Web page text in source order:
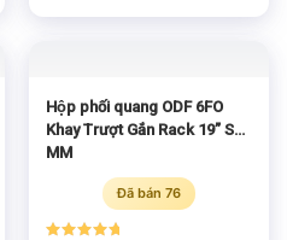
hạng5.00
Hộp phối quang ODF 6FO
Khay Trượt Gắn Rack 19” SC
MM
Đã bán 76